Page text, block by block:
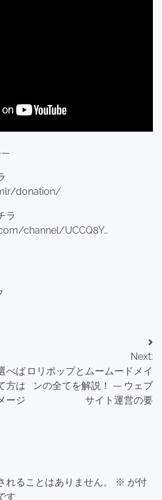
donation/
ラ
channel/UCCQ8Y…
べば
方は
ージ
Next:
ロリポップとムームードメイ
ンの全てを解説！ — ウェブ
サイト運営の要
ることはありません。 ※ が付
す